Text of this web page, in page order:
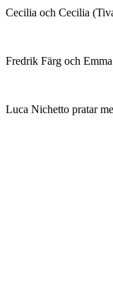
Cecilia och Cecilia
Fredrik Färg och
Luca Nichetto pratar